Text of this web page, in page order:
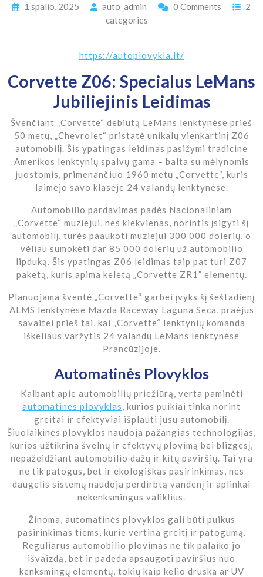
1 spalio, 2025 auto_admin 0 Comments
2
categories
https://autoplovykla.lt/
Corvette Z06: Specialus LeMans
Jubiliejinis Leidimas
Švenčiant „Corvette“ debiutą LeMans lenktynėse prieš
50 metų, „Chevrolet“ pristatė unikalų vienkartinį Z06
automobilį. Šis ypatingas leidimas pasižymi tradicine
Amerikos lenktynių spalvų gama – balta su mėlynomis
juostomis, primenančiuo 1960 metų „Corvette“, kuris
laimėjo savo klasėje 24 valandų lenktynėse.
Automobilio pardavimas padės Nacionaliniam
„Corvette“ muziejui, nes kiekvienas, norintis įsigyti šį
automobilį, turės paaukoti muziejui 300 000 dolerių, o
vėliau sumokėti dar 85 000 dolerių už automobilio
lipduką. Šis ypatingas Z06 leidimas taip pat turi Z07
paketą, kuris apima keletą „Corvette ZR1” elementų.
Planuojama šventė „Corvette“ garbei įvyks šį šeštadienį
ALMS lenktynėse Mazda Raceway Laguna Seca, praėjus
savaitei prieš tai, kai „Corvette“ lenktynių komanda
iškeliaus varžytis 24 valandų LeMans lenktynėse
Prancūzijoje.
Automatinės Plovyklos
Kalbant apie automobilių priežiūrą, verta paminėti
automatines plovyklas, kurios puikiai tinka norint
greitai ir efektyviai išplauti jūsų automobilį.
Šiuolaikinės plovyklos naudoja pažangias technologijas,
kurios užtikrina švelnų ir efektyvų plovimą bei blizgesį,
nepažeidžiant automobilio dažų ir kitų paviršių. Tai yra
ne tik patogus, bet ir ekologiškas pasirinkimas, nes
daugelis sistemų naudoja perdirbtą vandenį ir aplinkai
nekenksmingus valiklius.
Žinoma, automatinės plovyklos gali būti puikus
pasirinkimas tiems, kurie vertina greitį ir patogumą.
Reguliarus automobilio plovimas ne tik palaiko jo
išvaizdą, bet ir padeda apsaugoti paviršius nuo
kenksmingų elementų, tokių kaip kelio druska ar UV